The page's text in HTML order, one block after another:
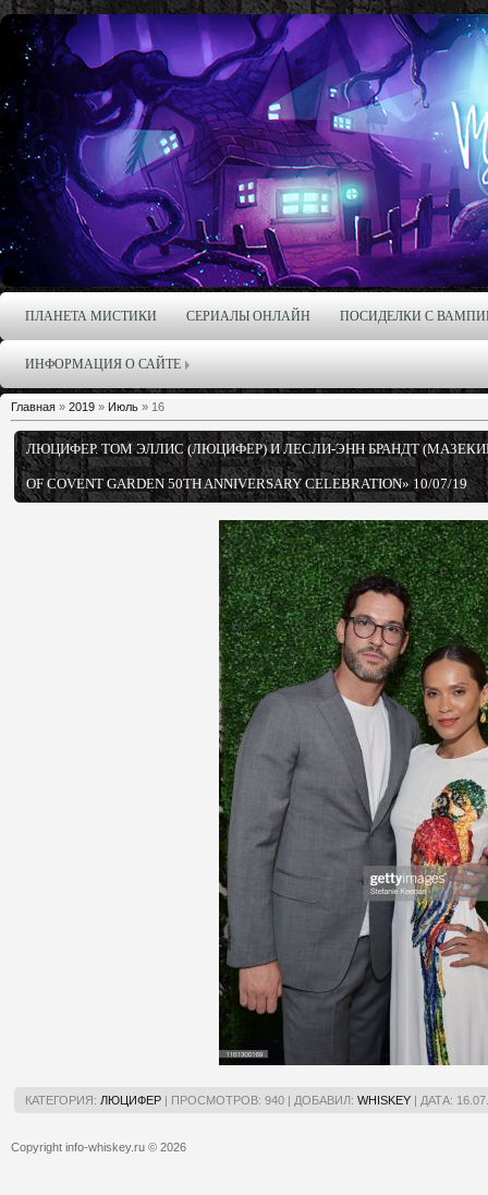
ПЛАНЕТА МИСТИКИ СЕРИАЛЫ ОНЛАЙН ПОСИДЕЛКИ С
ИНФОРМАЦИЯ О САЙТЕ
Главная » 2019 » Июль » 16
ЛЮЦИФЕР. ТОМ ЭЛЛИС (ЛЮЦИФЕР) И ЛЕСЛИ-ЭНН БРАНДТ (МАЗЕКИН)
OF COVENT GARDEN 50TH ANNIVERSARY CELEBRATION» 10/07/19
КАТЕГОРИЯ: ЛЮЦИФЕР | ПРОСМОТРОВ: 940 | ДОБАВИЛ: WHISKEY | ДАТА:
Copyright info-whiskey.ru © 2026